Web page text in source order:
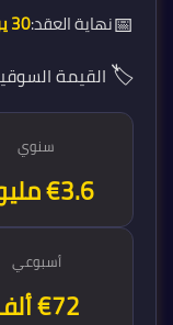
نهاية العقد:30 يونيو 2030
🏷️القيمة السوقية:
سنوي
€3.8 مليون
أسبوعي
€72 ألف